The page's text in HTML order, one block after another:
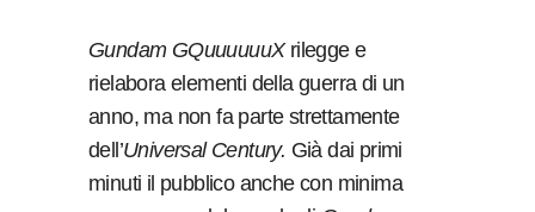
Gundam GQuuuuuuX rilegge e
rielabora elementi della guerra di un
anno, ma non fa parte strettamente
dell’Universal Century. Già dai primi
minuti il pubblico anche con minima